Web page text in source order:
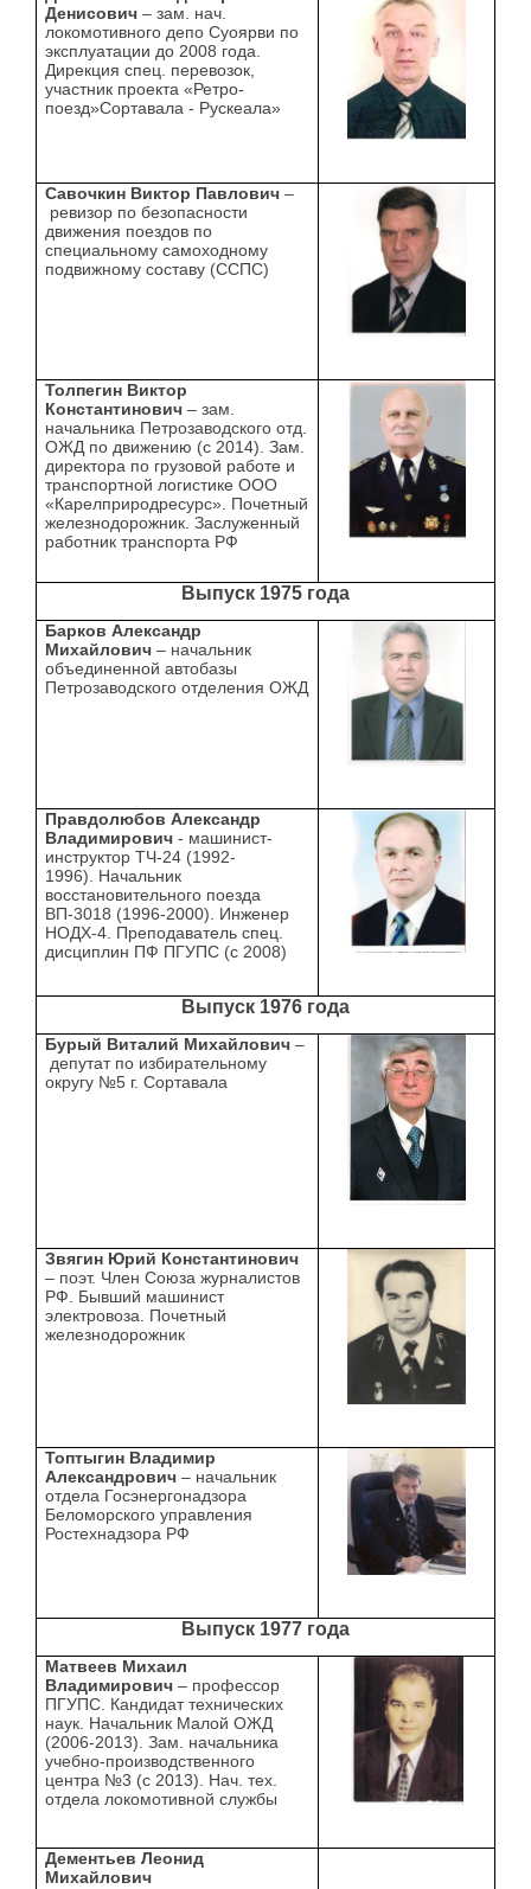
Денисович– зам. нач.
локомотивного депо Суоярви по
эксплуатации до 2008 года.
Дирекция спец. перевозок,
участник проекта «Ретро-
поезд»Сортавала - Рускеала»
Савочкин Виктор Павлович –
ревизор по безопасности
движения поездов по
специальному самоходному
подвижному составу (ССПС)
Толпегин Виктор
Константинович – зам.
начальника Петрозаводского отд.
ОЖД по движению (с 2014). Зам.
директора по грузовой работе и
транспортной логистике ООО
«Карелприродресурс». Почетный
железнодорожник. Заслуженный
работник транспорта РФ
Выпуск 1975 года
Барков Александр
Михайлович – начальник
объединенной автобазы
Петрозаводского отделения ОЖД
Правдолюбов Александр
Владимирович - машинист-
инструктор ТЧ-24 (1992-
1996). Начальник
восстановительного поезда
ВП-3018 (1996-2000). Инженер
НОДХ-4. Преподаватель спец.
дисциплин ПФ ПГУПС (с 2008)
Выпуск 1976 года
Бурый Виталий Михайлович –
депутат по избирательному
округу №5 г. Сортавала
Звягин Юрий Константинович
– поэт. Член Союза журналистов
РФ. Бывший машинист
электровоза. Почетный
железнодорожник
Топтыгин Владимир
Александрович– начальник
отдела Госэнергонадзора
Беломорского управления
Ростехнадзора РФ
Выпуск 1977 года
Матвеев Михаил
Владимирович – профессор
ПГУПС. Кандидат технических
наук. Начальник Малой ОЖД
(2006-2013). Зам. начальника
учебно-производственного
центра №3 (с 2013). Нач. тех.
отдела локомотивной службы
Дементьев Леонид
Михайлович